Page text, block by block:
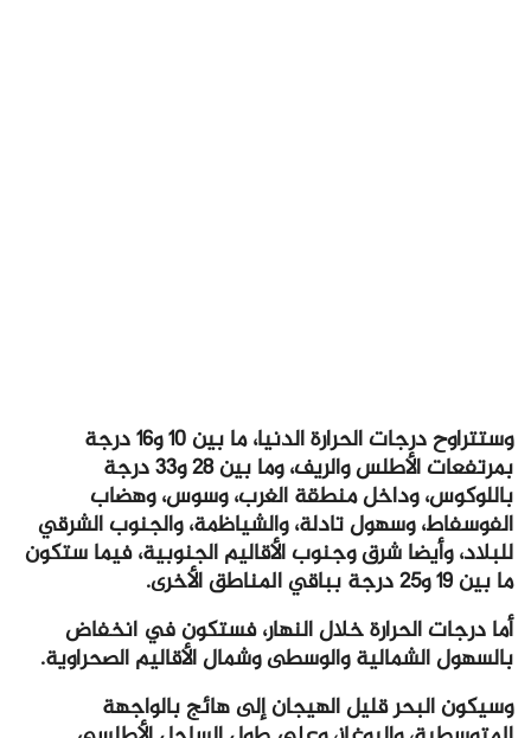
وستتراوح درجات الحرارة الدنيا، ما بين 10 و16 درجة
بمرتفعات الأطلس والريف، وما بين 28 و33 درجة
باللوكوس، وداخل منطقة الغرب، وسوس، وهضاب
الفوسفاط، وسهول تادلة، والشياظمة، والجنوب الشرقي
للبلاد، وأيضا شرق وجنوب الأقاليم الجنوبية، فيما ستكون
ما بين 19 و25 درجة بباقي المناطق الأخرى.
أما درجات الحرارة خلال النهار، فستكون في انخفاض
بالسهول الشمالية والوسطى وشمال الأقاليم الصحراوية.
وسيكون البحر قليل الهيجان إلى هائج بالواجهة